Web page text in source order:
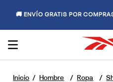
🚚 ENVÍO GRATIS POR
Hombre Ropa